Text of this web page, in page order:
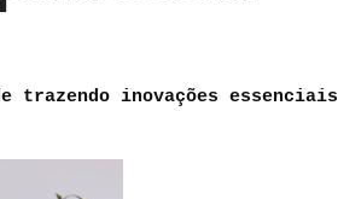
trazendo inovações essenciais